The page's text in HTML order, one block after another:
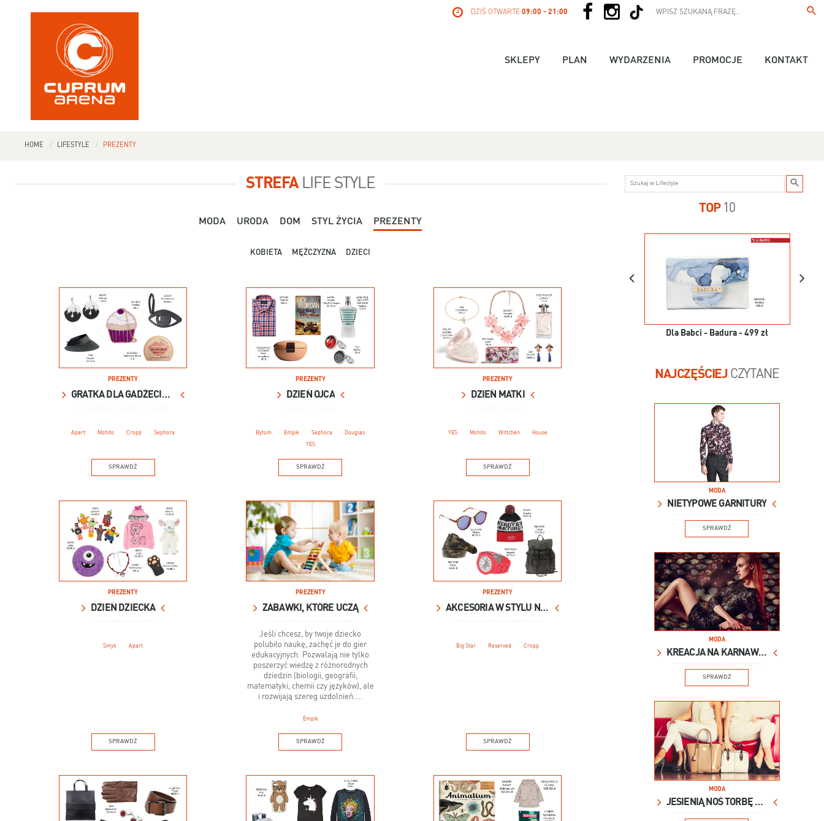
DZIŚ OTWARTE 09:00 - 21:00
SKLEPY PLAN WYDARZENIA PROMOCJE KONTAKT
HOME LIFESTYLE PREZENTY
STREFALIFE STYLE
MODA URODA DOM STYL ŻYCIA PREZENTY
KOBIETA MĘŻCZYZNA DZIECI
PREZENTY
GRATKA DLA GADŻECIARY
Apart Mohito Cropp Sephora
SPRAWDŹ
PREZENTY
DZIEŃ OJCA
Bytom Empik Sephora Douglas
YES
SPRAWDŹ
PREZENTY
DZIEŃ MATKI
YES Mohito Wittchen House
SPRAWDŹ
PREZENTY
DZIEŃ DZIECKA
Smyk Apart
SPRAWDŹ
PREZENTY
ZABAWKI, KTÓRE UCZĄ
Jeśli chcesz, by twoje dziecko
polubiło naukę, zachęć je do gier
edukacyjnych. Pozwalają nie tylko
poszerzyć wiedzę z różnorodnych
dziedzin (biologii, geografii,
matematyki, chemii czy języków), ale
i rozwijają szereg uzdolnień....
Empik
SPRAWDŹ
PREZENTY
AKCESORIA W STYLU NIEFORMALNYM
Big Star Reserved Cropp
SPRAWDŹ
TOP10
Dla Niej - Orsay - 119,99 zł
Dla Babci - Badura - 499 zł
NAJCZĘŚCIEJCZYTANE
MODA
NIETYPOWE GARNITURY
SPRAWDŹ
MODA
KREACJA NA KARNAWAŁ
SPRAWDŹ
MODA
JESIENIĄ NOŚ TORBĘ XXL